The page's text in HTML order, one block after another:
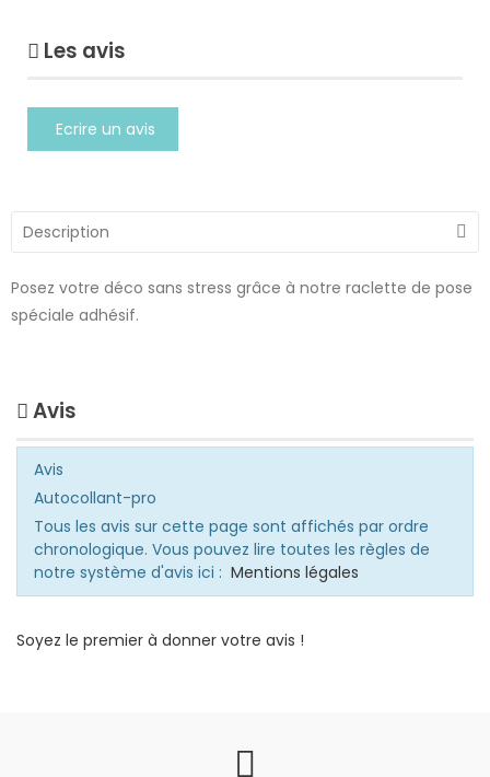
Les avis
Ecrire un avis
Description
Posez votre déco sans stress grâce à notre raclette de pose
spéciale adhésif.
Avis
Avis
Autocollant-pro
Tous les avis sur cette page sont affichés par ordre
chronologique. Vous pouvez lire toutes les règles de
notre système d'avis ici : Mentions légales
Soyez le premier à donner votre avis !